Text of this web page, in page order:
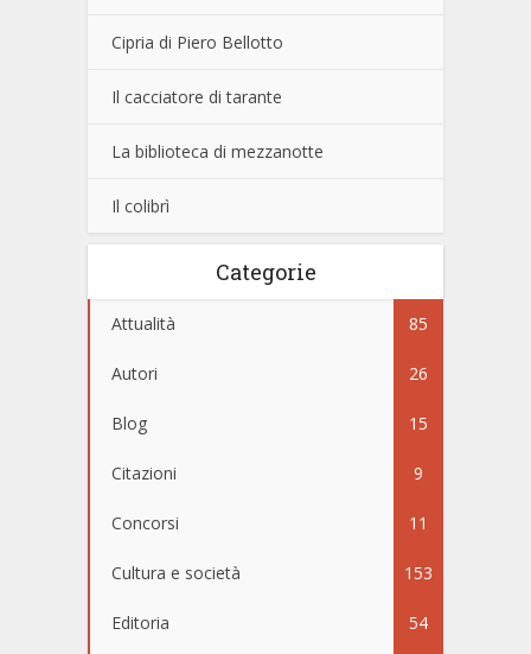
Cipria di Piero Bellotto
Il cacciatore di tarante
La biblioteca di mezzanotte
Il colibrì
Categorie
Attualità 85
Autori 26
Blog 15
Citazioni 9
Concorsi 11
Cultura e società 153
Editoria 54